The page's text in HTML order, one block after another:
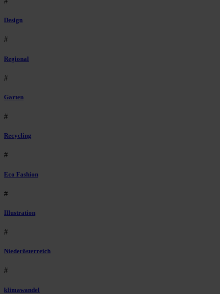
Design
#
Regional
#
Garten
#
Recycling
#
Eco Fashion
#
Illustration
#
Niederösterreich
#
klimawandel